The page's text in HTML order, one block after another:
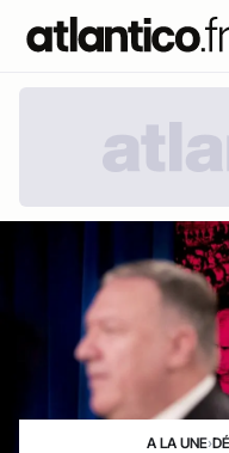
A LA UNE›